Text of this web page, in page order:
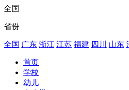
全国
省份
全国 广东 浙江 江苏 福建 四川 山东
首页
学校
幼儿